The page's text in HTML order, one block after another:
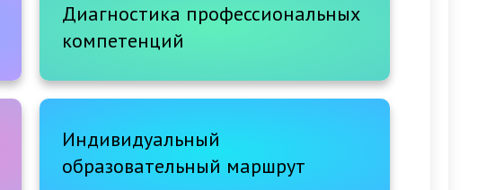
Диагностика профессиональных
компетенций
Индивидуальный
образовательный маршрут